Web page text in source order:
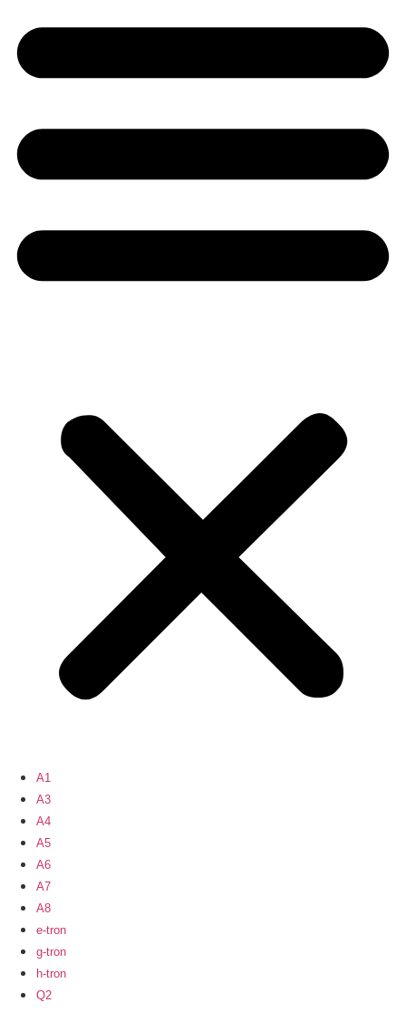
A1
A3
A4
A5
A6
A7
A8
e-tron
g-tron
h-tron
Q2